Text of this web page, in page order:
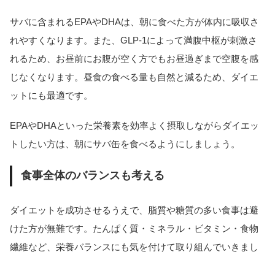
サバに含まれるEPAやDHAは、朝に食べた方が体内に吸収さ
れやすくなります。また、GLP-1によって満腹中枢が刺激さ
れるため、お昼前にお腹が空く方でもお昼過ぎまで空腹を感
じなくなります。昼食の食べる量も自然と減るため、ダイエ
ットにも最適です。
EPAやDHAといった栄養素を効率よく摂取しながらダイエッ
トしたい方は、朝にサバ缶を食べるようにしましょう。
食事全体のバランスも考える
ダイエットを成功させるうえで、脂質や糖質の多い食事は避
けた方が無難です。たんぱく質・ミネラル・ビタミン・食物
繊維など、栄養バランスにも気を付けて取り組んでいきまし